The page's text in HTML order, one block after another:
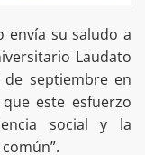
envía su saludo a
Laudato
septiembre en
este esfuerzo
social y la